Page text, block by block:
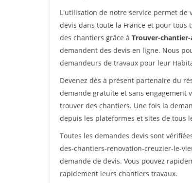
L'utilisation de notre service permet de
devis dans toute la France et pour
des chantiers grâce à Trouver-
demandent des devis en ligne. Nous
demandeurs de travaux pour leur
Devenez dès à présent partenaire du
demande gratuite et sans engagement
trouver des chantiers. Une fois la
depuis les plateformes et sites de tous
Toutes les demandes devis sont
des-chantiers-renovation-creuzier-le-
demande de devis. Vous pouvez
rapidement leurs chantiers travaux.